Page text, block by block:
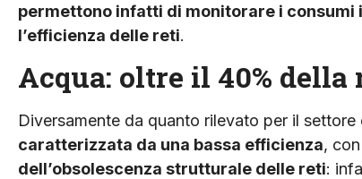
permettono infatti di monitorare i
l’efficienza delle reti.
Acqua: oltre il 40%
Diversamente da quanto rilevato per il settore
caratterizzata da una bassa efficienza,
dell’obsolescenza strutturale delle reti: